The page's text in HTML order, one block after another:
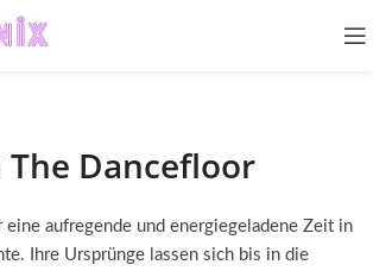
The Dancefloor
eine aufregende und energiegeladene Zeit in
Ihre Ursprünge lassen sich bis in die